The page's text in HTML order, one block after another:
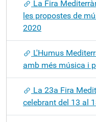
La Fira
les propostes de
2020
L'Humus
amb més música i
La 23a Fira
celebrant del 13 al